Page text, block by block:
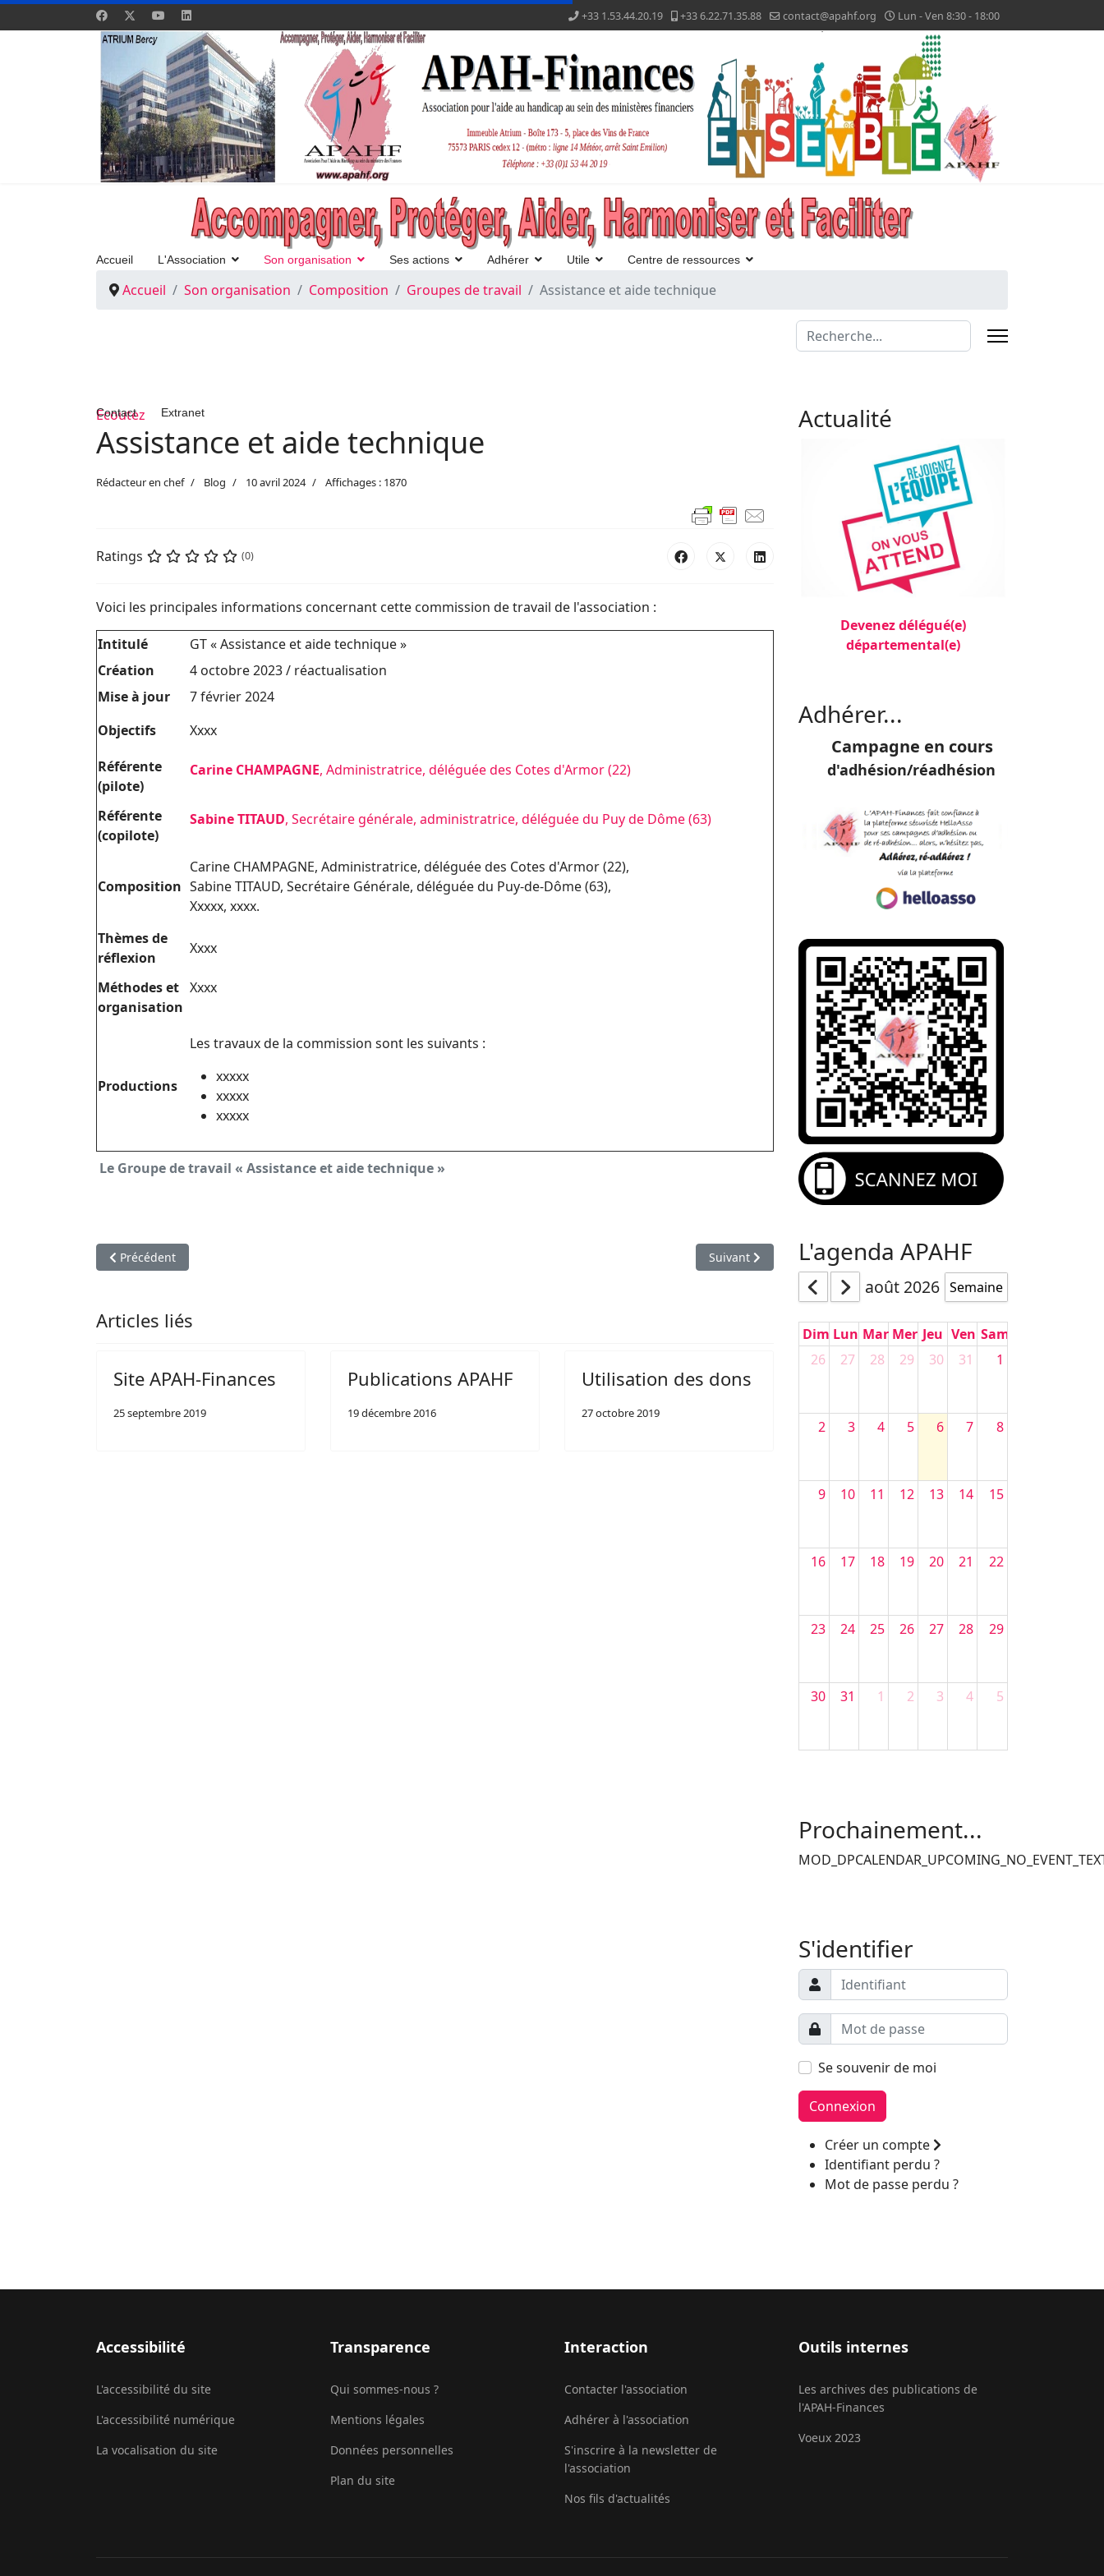
+33 1.53.44.20.19 +33 6.22.71.35.88 contact@apahf.org Lun - Ven 8:30 - 18:00
Accueil L'Association Son organisation Ses actions Adhérer Utile Centre de ressources
Contact Extranet
Valider
Accueil Son organisation Composition Groupes de travail Assistance et aide technique
Ecoutez
Assistance et aide technique
Rédacteur en chef Blog 10 avril 2024 Affichages : 1870
Ratings (0)
Voici les principales informations concernant cette commission de travail de l'association :
Le Groupe de travail « Assistance et aide technique »
Intitulé
GT « Assistance et aide technique »
Création
4 octobre 2023 / réactualisation
Mise à jour
7 février 2024
Objectifs
Xxxx
Référente
(pilote)
Carine CHAMPAGNE, Administratrice, déléguée des Cotes d'Armor (22)
Référente
(copilote)
Sabine TITAUD, Secrétaire générale, administratrice, déléguée du Puy de Dôme (63)
Composition
Carine CHAMPAGNE, Administratrice, déléguée des Cotes d'Armor (22),
Sabine TITAUD, Secrétaire Générale, déléguée du Puy-de-Dôme (63),
Xxxxx, xxxx.
Thèmes de
réflexion
Xxxx
Méthodes et
organisation
Xxxx
Productions
Les travaux de la commission sont les suivants :
xxxxx
xxxxx
xxxxx
Article précédent : L'APAH-Finances est en deuil
Précédent Article suivant : Manifestations et représentation
Suivant
Articles liés
Site APAH-Finances
25 septembre 2019
Publications APAHF
19 décembre 2016
Utilisation des dons
27 octobre 2019
Actualité
Devenez délégué(e)
départemental(e)
Adhérer...
Campagne en cours
d'adhésion/réadhésion
L'agenda APAHF
août 2026 Semaine
Dim Lun Mar Mer Jeu Ven Sam
26
27 28 29 30 31 1
2 3 4 5 6 7 8
9 10 11 12 13 14 15
16 17 18 19 20 21 22
23 24 25 26 27 28 29
30 31 1 2 3 4 5
Prochainement...
S'identifier
Se souvenir de moi
Connexion
Créer un compte
Identifiant perdu ?
Mot de passe perdu ?
Accessibilité
L'accessibilité du site
L'accessibilité numérique
La vocalisation du site
Transparence
Qui sommes-nous ?
Mentions légales
Données personnelles
Plan du site
Interaction
Contacter l'association
Adhérer à l'association
S'inscrire à la newsletter de
l'association
Nos fils d'actualités
Outils internes
Les archives des publications de
l'APAH-Finances
Voeux 2023